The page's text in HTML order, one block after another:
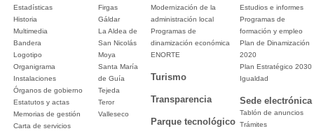
Estadísticas
Historia
Multimedia
Bandera
Logotipo
Organigrama
Instalaciones
Órganos de gobierno
Estatutos y actas
Memorias de gestión
Carta de servicios
Firgas
Gáldar
La Aldea de
San Nicolás
Moya
Santa María
de Guía
Tejeda
Teror
Valleseco
Modernización de la
administración local
Programas de
dinamización económica
ENORTE
Turismo
Transparencia
Parque tecnológico
Estudios e informes
Programas de
formación y empleo
Plan de Dinamización
2020
Plan Estratégico 2030
Igualdad
Sede electrónica
Tablón de anuncios
Trámites